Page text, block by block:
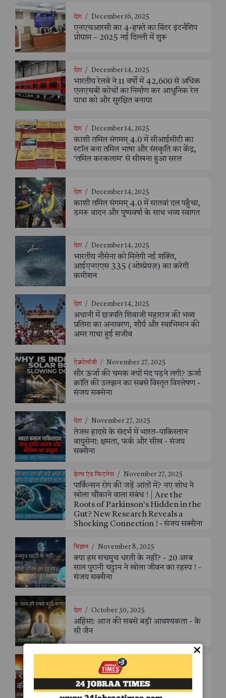
देश / December 16, 2025
एनएचआरसी का 4-हफ्ते का विंटर इंटर्नशिप
प्रोग्राम – 2025 नई दिल्ली में शुरू
देश / December 14, 2025
भारतीय रेलवे ने 11 वर्षों में 42,600 से अधिक
एलएचबी कोचों का निर्माण कर आधुनिक रेल
यात्रा को और सुरक्षित बनाया
देश / December 14, 2025
काशी तमिल संगमम् 4.0 में सीआईसीटी का
स्टॉल बना तमिल भाषा और संस्कृति का केंद्र,
‘तमिल करकलाम’ से सीखना हुआ सरल
देश / December 14, 2025
काशी तमिल संगमम् 4.0 में सातवां दल पहुँचा,
डमरू वादन और पुष्पवर्षा के साथ भव्य स्वागत
देश / December 14, 2025
भारतीय नौसेना को मिलेगी नई शक्ति,
आईएनएएस 335 (ओस्प्रेयज़) का करेगी
कमीशन
देश / December 14, 2025
अथानी में छत्रपति शिवाजी महाराज की भव्य
प्रतिमा का अनावरण, शौर्य और स्वाभिमान की
अमर गाथा हुई सजीव
टेक्नोलॉजी / November 27, 2025
सौर ऊर्जा की चमक क्यों मंद पड़ने लगी? ऊर्जा
क्रांति की उलझन का सबसे विस्तृत विश्लेषण -
संजय सक्सेना
देश / November 27, 2025
तेजस हादसे के संदर्भ में भारत–पाकिस्तान
वायुसेना: क्षमता, फर्क और सीख - संजय
सक्सैना
हेल्थ एंड फिटनेस / November 27, 2025
पार्किन्सन रोग की जड़ें आंतों में? नए शोध ने
खोला चौंकाने वाला संबंध ! | Are the
Roots of Parkinson’s Hidden in the
Gut? New Research Reveals a
Shocking Connection ! - संजय सक्सैना
विज्ञान / November 8, 2025
क्या हम सचमुच धरती के नहीं? - 20 अरब
साल पुरानी चट्टान ने खोला जीवन का रहस्य ! -
संजय सक्सैना
देश / October 30, 2025
अहिंसा: आज की सबसे बड़ी आवश्यकता - के
सी जैन
October 30, 2025
अँधेरी रात को सूरज की रोशनी? – एक
महत्वाकांक्षी योजना और उसकी चुनौतियाँ -
संजय सक्सैना
×